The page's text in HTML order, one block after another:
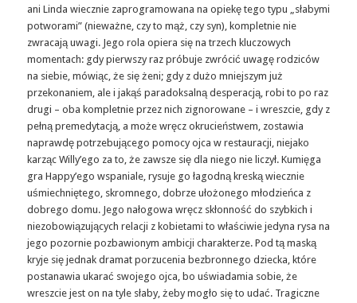
ani Linda wiecznie zaprogramowana na opiekę tego typu „słabymi
potworami” (nieważne, czy to mąż, czy syn), kompletnie nie
zwracają uwagi. Jego rola opiera się na trzech kluczowych
momentach: gdy pierwszy raz próbuje zwrócić uwagę rodziców
na siebie, mówiąc, że się żeni; gdy z dużo mniejszym już
przekonaniem, ale i jakąś paradoksalną desperacją, robi to po raz
drugi – oba kompletnie przez nich zignorowane – i wreszcie, gdy z
pełną premedytacją, a może wręcz okrucieństwem, zostawia
naprawdę potrzebującego pomocy ojca w restauracji, niejako
karząc Willy’ego za to, że zawsze się dla niego nie liczył. Kumięga
gra Happy’ego wspaniale, rysuje go łagodną kreską wiecznie
uśmiechniętego, skromnego, dobrze ułożonego młodzieńca z
dobrego domu. Jego nałogowa wręcz skłonność do szybkich i
niezobowiązujących relacji z kobietami to właściwie jedyna rysa na
jego pozornie pozbawionym ambicji charakterze. Pod tą maską
kryje się jednak dramat porzucenia bezbronnego dziecka, które
postanawia ukarać swojego ojca, bo uświadamia sobie, że
wreszcie jest on na tyle słaby, żeby mogło się to udać. Tragiczne